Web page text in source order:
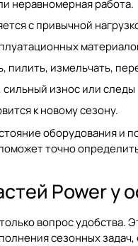
неравномерная работа.
с привычной
пилить, измельчать,
износ или следы
к новому сезону.
оборудования
точно
Power у
вопрос
сезонных